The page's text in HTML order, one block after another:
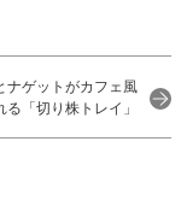
ナゲットがカフェ風
る「切り株トレイ」